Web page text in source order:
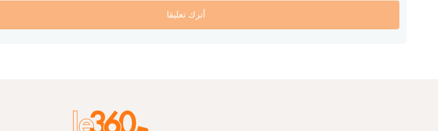
أترك تعليقا